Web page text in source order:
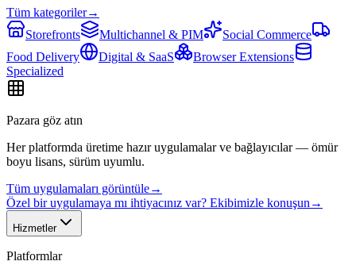
Tüm kategoriler→
Storefronts
Multichannel & PIM
Social Commerce
Food Delivery
Digital & SaaS
Browser Extensions
Specialized
Pazara göz atın
Her platformda üretime hazır uygulamalar ve bağlayıcılar — ömür
boyu lisans, sürüm uyumlu.
Tüm uygulamaları görüntüle→
Özel bir uygulamaya mı ihtiyacınız var? Ekibimizle konuşun →
Hizmetler
Platformlar